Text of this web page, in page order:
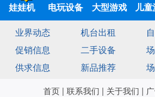
娃娃机 电玩设备 大型游戏
机
儿
业界动态 机台出租
促销信息
二手设备
供求信息
新品推荐
首页 | 联系我们 | 关于我们 |